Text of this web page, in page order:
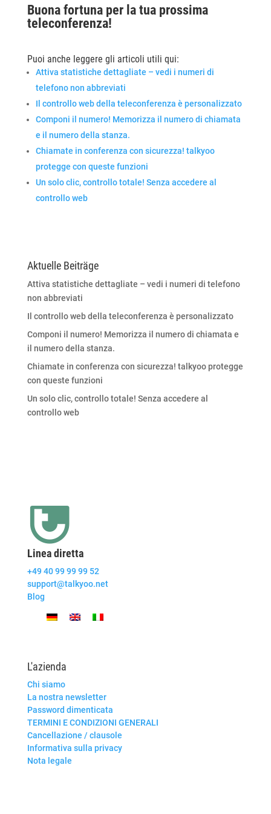
Buona fortuna per la tua prossima
teleconferenza!
Puoi anche leggere gli articoli utili qui:
Attiva statistiche dettagliate – vedi i numeri di
telefono non abbreviati
Il controllo web della teleconferenza è personalizzato
Componi il numero! Memorizza il numero di chiamata
e il numero della stanza.
Chiamate in conferenza con sicurezza! talkyoo
protegge con queste funzioni
Un solo clic, controllo totale! Senza accedere al
controllo web
Aktuelle Beiträge
Attiva statistiche dettagliate – vedi i numeri di telefono
non abbreviati
Il controllo web della teleconferenza è personalizzato
Componi il numero! Memorizza il numero di chiamata e
il numero della stanza.
Chiamate in conferenza con sicurezza! talkyoo protegge
con queste funzioni
Un solo clic, controllo totale! Senza accedere al
controllo web
Linea diretta
+49 40 99 99 99 52
support@talkyoo.net
Blog
L'azienda
Chi siamo
La nostra newsletter
Password dimenticata
TERMINI E CONDIZIONI GENERALI
Cancellazione / clausole
Informativa sulla privacy
Nota legale